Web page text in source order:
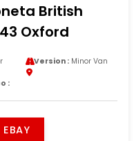
British
Oxford
Version :Minor Van
: